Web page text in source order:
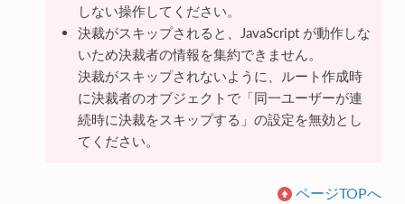
しない操作してください。
決裁がスキップされると、JavaScript が動作しな
いため決裁者の情報を集約できません。
決裁がスキップされないように、ルート作成時
に決裁者のオブジェクトで「同一ユーザーが連
続時に決裁をスキップする」の設定を無効とし
てください。
ページTOPへ